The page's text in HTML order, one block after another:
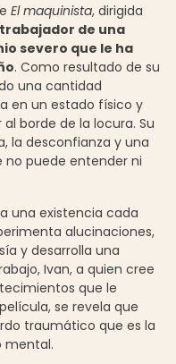
El maquinista, dirigida
de una
severo que le ha
. Como resultado de su
una cantidad
en un estado físico y
borde de la locura. Su
la desconfianza y una
puede entender ni
una existencia cada
alucinaciones,
y desarrolla una
Ivan, a quien cree
que le
se revela que
traumático que es la
mental.